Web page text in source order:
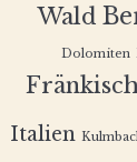
Wald
Dolomiten
Italien